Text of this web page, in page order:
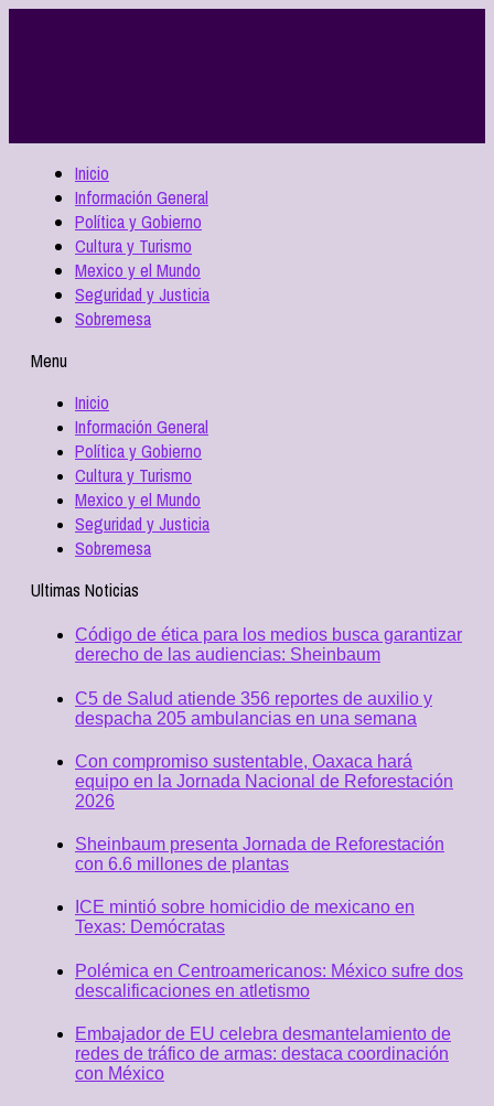
Inicio
Información General
Política y Gobierno
Cultura y Turismo
Mexico y el Mundo
Seguridad y Justicia
Sobremesa
Menu
Inicio
Información General
Política y Gobierno
Cultura y Turismo
Mexico y el Mundo
Seguridad y Justicia
Sobremesa
Ultimas Noticias
Código de ética para los medios busca garantizar
derecho de las audiencias: Sheinbaum
C5 de Salud atiende 356 reportes de auxilio y
despacha 205 ambulancias en una semana
Con compromiso sustentable, Oaxaca hará
equipo en la Jornada Nacional de Reforestación
2026
Sheinbaum presenta Jornada de Reforestación
con 6.6 millones de plantas
ICE mintió sobre homicidio de mexicano en
Texas: Demócratas
Polémica en Centroamericanos: México sufre dos
descalificaciones en atletismo
Embajador de EU celebra desmantelamiento de
redes de tráfico de armas: destaca coordinación
con México